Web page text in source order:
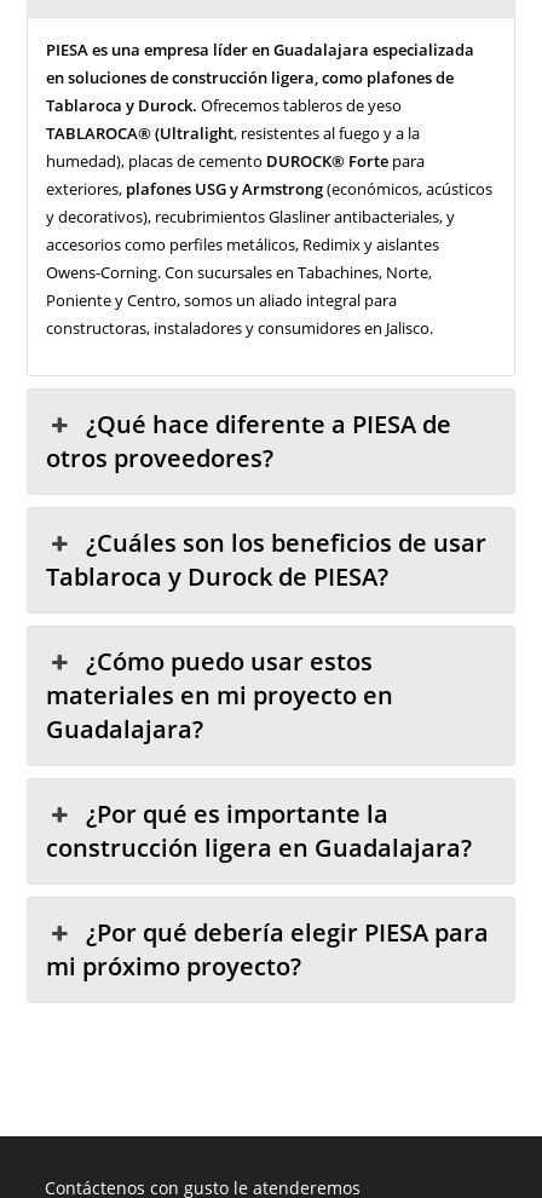
PIESA es una empresa líder en Guadalajara especializada
en soluciones de construcción ligera, como plafones de
Tablaroca y Durock. Ofrecemos tableros de yeso
TABLAROCA® (Ultralight, resistentes al fuego y a la
humedad), placas de cemento DUROCK® Forte para
exteriores, plafones USG y Armstrong(económicos, acústicos
y decorativos), recubrimientos Glasliner antibacteriales, y
accesorios como perfiles metálicos, Redimix y aislantes
Owens-Corning. Con sucursales en Tabachines, Norte,
Poniente y Centro, somos un aliado integral para
constructoras, instaladores y consumidores en Jalisco.
¿Qué hace diferente a PIESA de
otros proveedores?
¿Cuáles son los beneficios de usar
Tablaroca y Durock de PIESA?
¿Cómo puedo usar estos
materiales en mi proyecto en
Guadalajara?
¿Por qué es importante la
construcción ligera en Guadalajara?
¿Por qué debería elegir PIESA para
mi próximo proyecto?
Contáctenos con gusto le atenderemos